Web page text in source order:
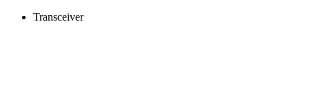
Transceiver